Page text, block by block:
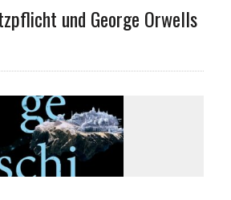
und George Orwells